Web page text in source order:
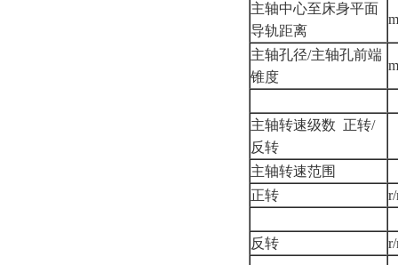
主轴中心至床身平面
导轨距离
主轴孔径/主轴孔前端
锥度
主轴转速级数 正转/
反转
主轴转速范围
正转
反转